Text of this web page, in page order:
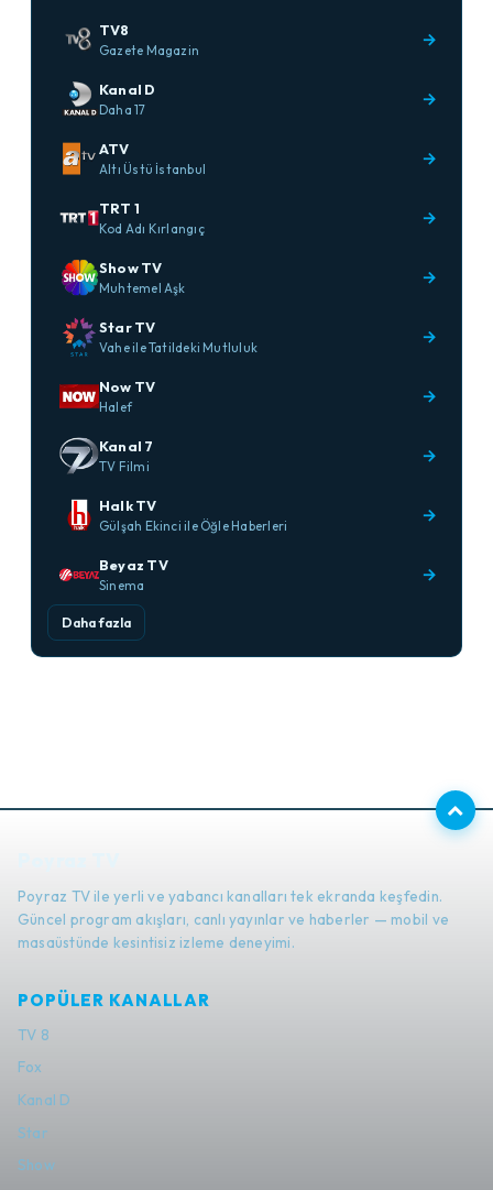
TV8
Gazete Magazin
→
Kanal D
Daha 17
→
ATV
Altı Üstü İstanbul
→
TRT 1
Kod Adı Kırlangıç
→
Show TV
Muhtemel Aşk
→
Star TV
Vahe ile Tatildeki Mutluluk
→
Now TV
Halef
→
Kanal 7
TV Filmi
→
Halk TV
Gülşah Ekinci ile Öğle Haberleri
→
Beyaz TV
Sinema
→
Daha fazla
Poyraz TV ile yerli ve yabancı kanalları tek ekranda keşfedin.
Güncel program akışları, canlı yayınlar ve haberler — mobil ve
masaüstünde kesintisiz izleme deneyimi.
POPÜLER KANALLAR
TV 8
Fox
Kanal D
Star
Show